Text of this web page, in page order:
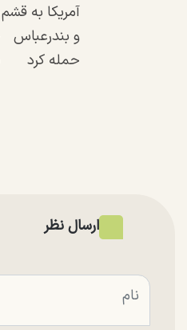
آمریکا به قشم
و بندرعباس
حمله کرد
ارسال نظر